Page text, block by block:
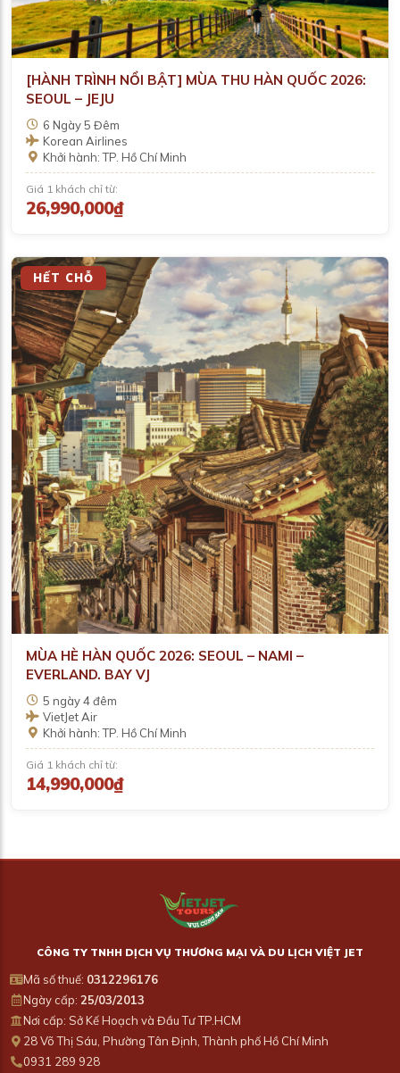
[HÀNH TRÌNH NỔI BẬT] MÙA THU HÀN QUỐC 2026:
SEOUL – JEJU
6 Ngày 5 Đêm
Korean Airlines
Khởi hành: TP. Hồ Chí Minh
Giá 1 khách chỉ từ:
26,990,000₫
HẾT CHỖ
MÙA HÈ HÀN QUỐC 2026: SEOUL – NAMI –
EVERLAND. BAY VJ
5 ngày 4 đêm
VietJet Air
Khởi hành: TP. Hồ Chí Minh
Giá 1 khách chỉ từ:
14,990,000₫
CÔNG TY TNHH DỊCH VỤ THƯƠNG MẠI VÀ DU LỊCH VIỆT JET
Mã số thuế: 0312296176
Ngày cấp: 25/03/2013
Nơi cấp: Sở Kế Hoạch và Đầu Tư TP.HCM
28 Võ Thị Sáu, Phường Tân Định, Thành phố Hồ Chí Minh
0931 289 928